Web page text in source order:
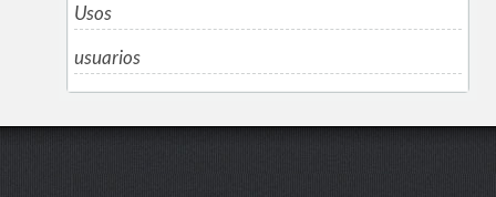
Usos
usuarios